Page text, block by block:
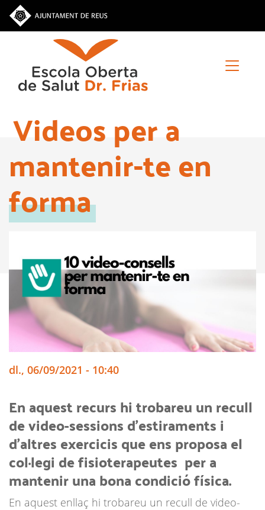
Vés
Videos per a
mantenir-te en
forma
dl., 06/09/2021 - 10:40
En aquest recurs hi trobareu un recull
de video-sessions d'estiraments i
d'altres exercicis que ens proposa el
col·legi de fisioterapeutes per a
mantenir una bona condició física.
En aquest enllaç hi trobareu un recull de video-